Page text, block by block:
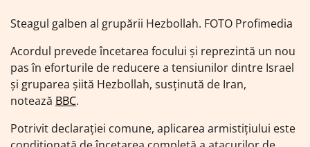
Steagul galben al grupării Hezbollah. FOTO Profimedia
Acordul prevede încetarea focului și reprezintă un nou
pas în eforturile de reducere a tensiunilor dintre Israel
și gruparea șiită Hezbollah, susținută de Iran,
notează BBC.
Potrivit declarației comune, aplicarea armistițiului este